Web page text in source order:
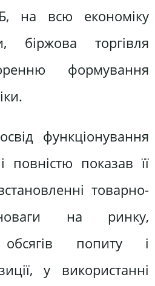
на всю економіку
біржова торгівля
формування
функціонування
повністю показав її
товарно-
на ринку,
обсягів попиту і
у використанні